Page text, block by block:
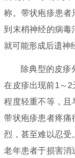
称。带状疱疹患者
到末梢神经的病毒
就可能形成后遗神
除典型的皮疹
在皮疹出现前1～
程度轻重不等，且
带状疱疹患者疼痛
烈，甚至难以忍受
老年患者于损害消